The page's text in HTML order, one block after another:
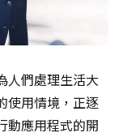
人們處理生活大
使用情境，正逐
動應用程式的開